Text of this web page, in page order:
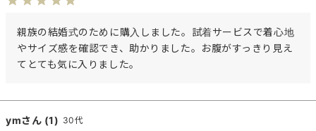
親族の結婚式のために購入しました。試着サービスで着心地
やサイズ感を確認でき、助かりました。お腹がすっきり見え
てとても気に入りました。
ym 1 30代